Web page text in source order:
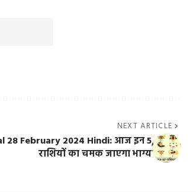
NEXT ARTICLE
28 February 2024 Hindi: आज इन 5
राशियों का चमक जाएगा भाग्य